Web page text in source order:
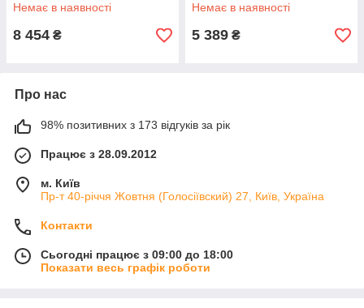
Немає в наявності
8 454 ₴
Немає в наявності
5 389 ₴
Про нас
98% позитивних з 173 відгуків за рік
Працює з 28.09.2012
м. Київ
Пр-т 40-річчя Жовтня (Голосіївский) 27, Київ, Україна
Контакти
Сьогодні працює з 09:00 до 18:00
Показати весь графік роботи